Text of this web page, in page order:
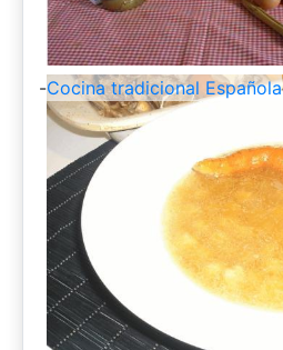
-Cocina tradicional Española